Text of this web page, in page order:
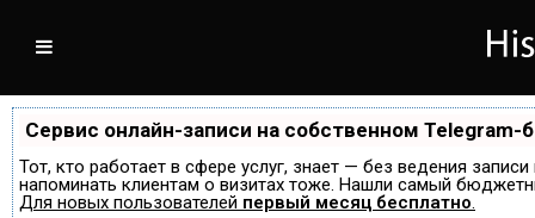
Сервис онлайн-записи на собственном Telegram-
Тот, кто работает в сфере услуг, знает — без ведения
напоминать клиентам о визитах тоже. Нашли самый
Для новых пользователей первый месяц бесплатно.